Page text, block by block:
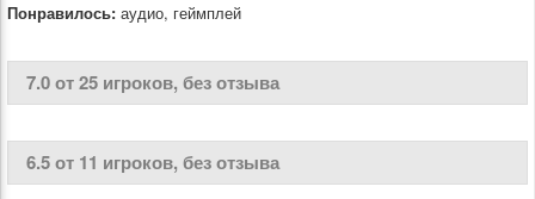
Понравилось: аудио, геймплей
7.0 от 25 игроков, без отзыва
6.5 от 11 игроков, без отзыва